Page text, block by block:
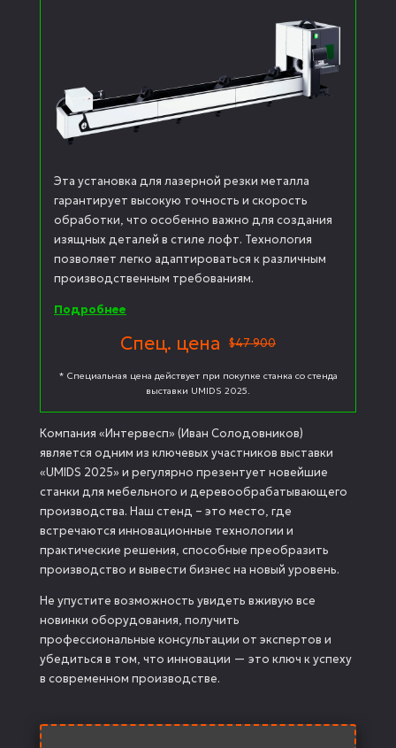
Эта установка для лазерной резки металла
гарантирует высокую точность и скорость
обработки, что особенно важно для создания
изящных деталей в стиле лофт. Технология
позволяет легко адаптироваться к различным
производственным требованиям.
Подробнее
Спец. цена $47 900
* Специальная цена действует при покупке станка со стенда
выставки UMIDS 2025.
Компания «Интервесп» (Иван Солодовников)
является одним из ключевых участников выставки
«UMIDS 2025» и регулярно презентует новейшие
станки для мебельного и деревообрабатывающего
производства. Наш стенд – это место, где
встречаются инновационные технологии и
практические решения, способные преобразить
производство и вывести бизнес на новый уровень.
Не упустите возможность увидеть вживую все
новинки оборудования, получить
профессиональные консультации от экспертов и
убедиться в том, что инновации — это ключ к успеху
в современном производстве.